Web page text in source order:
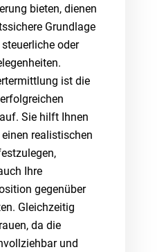
bieten, dienen
Grundlage
oder
ist die
Sie hilft Ihnen
realistischen
Ihre
gegenüber
Gleichzeitig
da die
und